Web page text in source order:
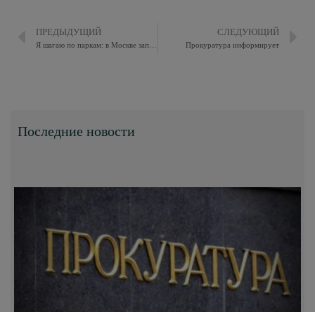
ПРЕДЫДУЩИЙ СЛЕДУЮЩИЙ
Прокуратура информирует
Последние новости